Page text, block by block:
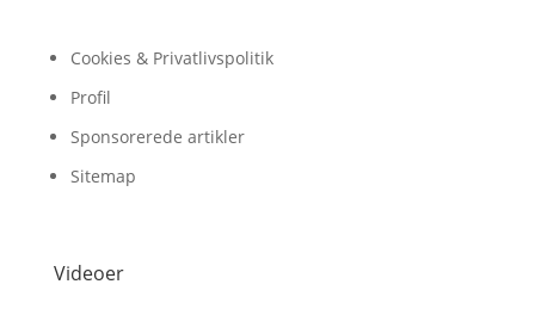
Cookies & Privatlivspolitik
Profil
Sponsorerede artikler
Sitemap
Videoer